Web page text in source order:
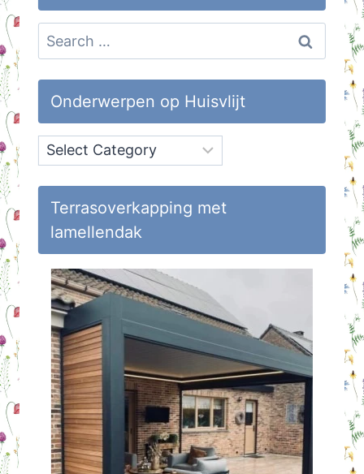
Search
for:
Onderwerpen op Huisvlijt
Onderwerpen
op
Huisvlijt
Terrasoverkapping met
lamellendak